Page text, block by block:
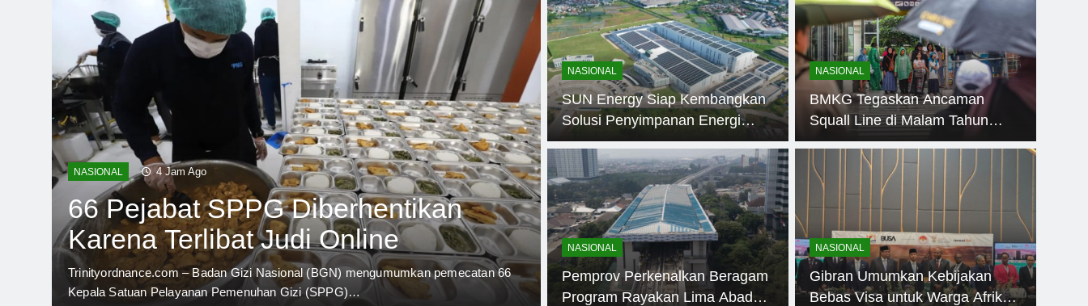
NASIONAL 4 Jam Ago
66 Pejabat SPPG Diberhentikan
Karena Terlibat Judi Online
Trinityordnance.com – Badan Gizi Nasional (BGN) mengumumkan pemecatan 66
Kepala Satuan Pelayanan Pemenuhan Gizi (SPPG)…
NASIONAL 8 Jam Ago
Combat Shotgun Jadi Temuan
Utama Polda Metro Jaya
Trinityordnance.com – Polda Metro Jaya mengungkap temuan signifikan berupa
senjata api di sebuah sekolah swasta…
NASIONAL
SUN Energy Siap Kembangkan
Solusi Penyimpanan Energi
Bersih 2026
NASIONAL
BMKG Tegaskan Ancaman
Squall Line di Malam Tahun
Baru Tidak Benar
NASIONAL
Pemprov Perkenalkan Beragam
Program Rayakan Lima Abad
NASIONAL
Gibran Umumkan Kebijakan
Bebas Visa untuk Warga Afrika